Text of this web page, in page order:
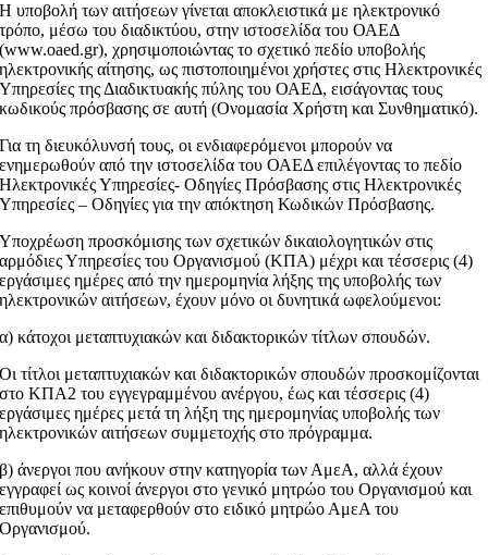
Η υποβολή των αιτήσεων γίνεται αποκλειστικά με ηλεκτρονικό
τρόπο, μέσω του διαδικτύου, στην ιστοσελίδα του ΟΑΕΔ
(www.oaed.gr), χρησιμοποιώντας το σχετικό πεδίο υποβολής
ηλεκτρονικής αίτησης, ως πιστοποιημένοι χρήστες στις Ηλεκτρονικές
Υπηρεσίες της Διαδικτυακής πύλης του ΟΑΕΔ, εισάγοντας τους
κωδικούς πρόσβασης σε αυτή (Ονομασία Χρήστη και Συνθηματικό).
Για τη διευκόλυνσή τους, οι ενδιαφερόμενοι μπορούν να
ενημερωθούν από την ιστοσελίδα του ΟΑΕΔ επιλέγοντας το πεδίο
Ηλεκτρονικές Υπηρεσίες- Οδηγίες Πρόσβασης στις Ηλεκτρονικές
Υπηρεσίες – Οδηγίες για την απόκτηση Κωδικών Πρόσβασης.
Υποχρέωση προσκόμισης των σχετικών δικαιολογητικών στις
αρμόδιες Υπηρεσίες του Οργανισμού (ΚΠΑ) μέχρι και τέσσερις (4)
εργάσιμες ημέρες από την ημερομηνία λήξης της υποβολής των
ηλεκτρονικών αιτήσεων, έχουν μόνο οι δυνητικά ωφελούμενοι:
α) κάτοχοι μεταπτυχιακών και διδακτορικών τίτλων σπουδών.
Οι τίτλοι μεταπτυχιακών και διδακτορικών σπουδών προσκομίζονται
στο ΚΠΑ2 του εγγεγραμμένου ανέργου, έως και τέσσερις (4)
εργάσιμες ημέρες μετά τη λήξη της ημερομηνίας υποβολής των
ηλεκτρονικών αιτήσεων συμμετοχής στο πρόγραμμα.
β) άνεργοι που ανήκουν στην κατηγορία των ΑμεΑ, αλλά έχουν
εγγραφεί ως κοινοί άνεργοι στο γενικό μητρώο του Οργανισμού και
επιθυμούν να μεταφερθούν στο ειδικό μητρώο ΑμεΑ του
Οργανισμού.